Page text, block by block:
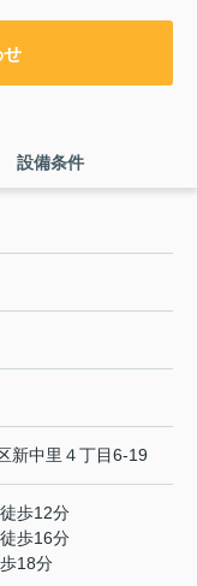
設備条件
新中里 ４丁目6-19
徒歩12分
徒歩16分
18分